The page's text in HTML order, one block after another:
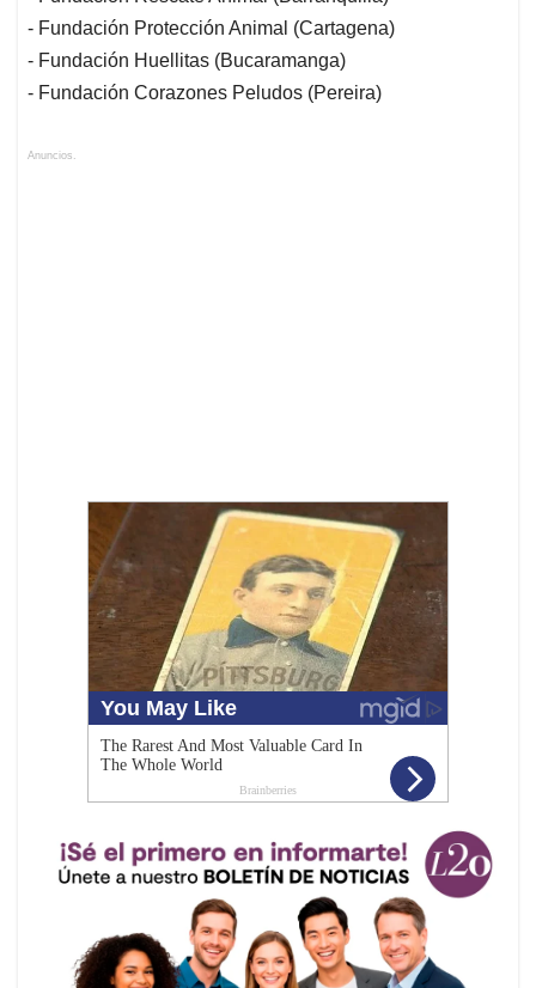
- Fundación Protección Animal (Cartagena)
- Fundación Huellitas (Bucaramanga)
- Fundación Corazones Peludos (Pereira)
Anuncios.